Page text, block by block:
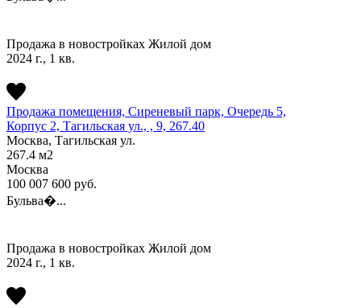
Продажа в новостройках Жилой дом
2024 г., 1 кв.
Продажа помещения, Сиреневый парк, Очередь 5,
Корпус 2, Тагильская ул., , 9, 267.40
Москва, Тагильская ул.
267.4 м2
Москва
100 007 600 руб.
Бульва�...
Продажа в новостройках Жилой дом
2024 г., 1 кв.